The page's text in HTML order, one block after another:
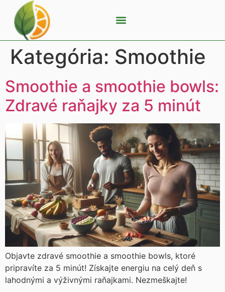
Kategória: Smoothie
Smoothie a smoothie bowls:
Zdravé raňajky za 5 minút
Objavte zdravé smoothie a smoothie bowls, ktoré
pripravíte za 5 minút! Získajte energiu na celý deň s
lahodnými a výživnými raňajkami. Nezmeškajte!